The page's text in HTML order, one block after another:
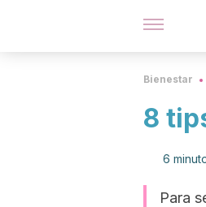
Bienestar
8
6
Para